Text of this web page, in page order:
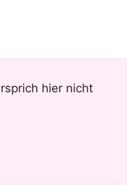
hier nicht